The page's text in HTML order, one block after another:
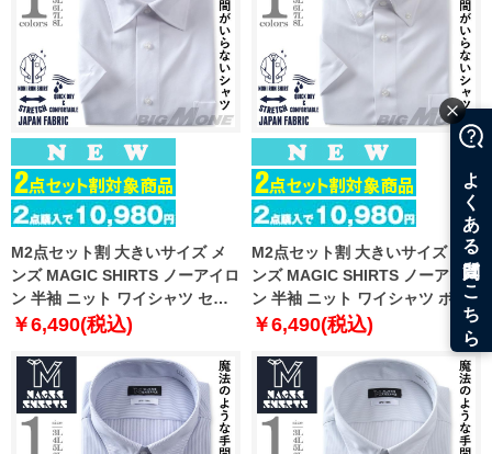
M2点セット割 大きいサイズ メ
ンズ MAGIC SHIRTS ノーアイロ
ン 半袖 ニット ワイシャツ セミ
ワイド 吸水速乾 ストレッチ 日本
22sw
￥6,490(税込)
M2点セット割 大きいサイズ メ
ンズ MAGIC SHIRTS ノーアイロ
ン 半袖 ニット ワイシャツ ボタ
ンダウン 吸水速乾 ストレッチ 日
本製生地使用 春夏新作 exma11-
23bd
￥6,490(税込)